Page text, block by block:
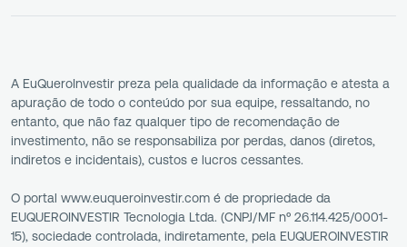
A EuQueroInvestir preza pela qualidade da informação e atesta a
apuração de todo o conteúdo por sua equipe, ressaltando, no
entanto, que não faz qualquer tipo de recomendação de
investimento, não se responsabiliza por perdas, danos (diretos,
indiretos e incidentais), custos e lucros cessantes.
O portal www.euqueroinvestir.com é de propriedade da
EUQUEROINVESTIR Tecnologia Ltda. (CNPJ/MF nº 26.114.425/0001-
15), sociedade controlada, indiretamente, pela EUQUEROINVESTIR